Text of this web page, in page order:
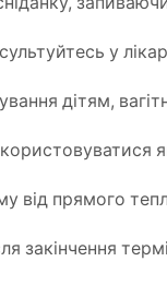
у
дітям,
від прямого
закінчення